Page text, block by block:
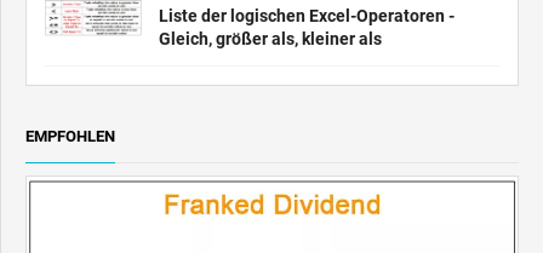
Liste der logischen Excel-Operatoren -
Gleich, größer als, kleiner als
EMPFOHLEN